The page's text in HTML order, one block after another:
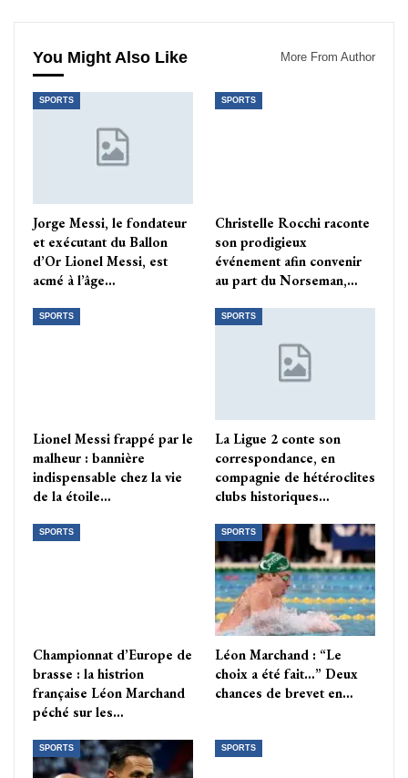
You Might Also Like More From Author
SPORTS
Jorge Messi, le fondateur
et exécutant du Ballon
d’Or Lionel Messi, est
acmé à l’âge…
SPORTS
Christelle Rocchi raconte
son prodigieux
événement afin convenir
au part du Norseman,…
SPORTS
Lionel Messi frappé par le
malheur : bannière
indispensable chez la vie
de la étoile…
SPORTS
La Ligue 2 conte son
correspondance, en
compagnie de hétéroclites
clubs historiques…
SPORTS
Championnat d’Europe de
brasse : la histrion
française Léon Marchand
péché sur les…
SPORTS
Léon Marchand : “Le
choix a été fait…” Deux
chances de brevet en…
SPORTS SPORTS